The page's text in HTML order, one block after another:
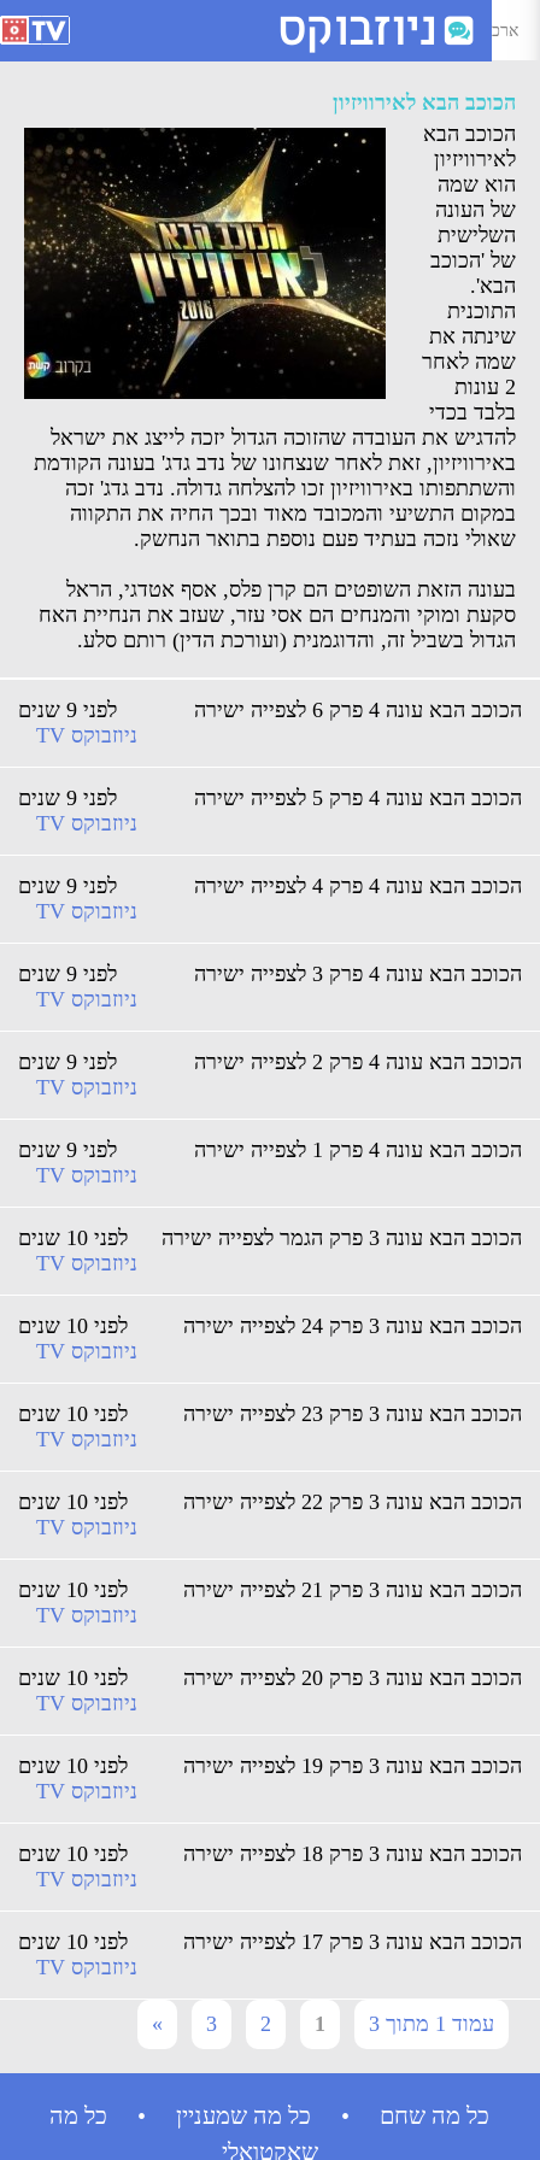
הכוכב הבא לאירוויזיון - ניוזבוקס
הכוכב הבא לאירוויזיון
הכוכב הבא
לאירוויזיון
הוא שמה
של העונה
השלישית
של 'הכוכב
הבא'.
התוכנית
שינתה את
שמה לאחר
2 עונות
בלבד בכדי
להדגיש את העובדה שהזוכה הגדול יזכה לייצג את ישראל
באירוויזיון, זאת לאחר שנצחונו של נדב גדג' בעונה הקודמת
והשתתפותו באירוויזיון זכו להצלחה גדולה. נדב גדג' זכה
במקום התשיעי והמכובד מאוד ובכך החיה את התקווה
שאולי נזכה בעתיד פעם נוספת בתואר הנחשק.
בעונה הזאת השופטים הם קרן פלס, אסף אטדגי, הראל
סקעת ומוקי והמנחים הם אסי עזר, שעזב את הנחיית האח
הגדול בשביל זה, והדוגמנית (ועורכת הדין) רותם סלע.
הבא עונה 4 פרק 6 לצפייה ישירה
לפני 9 שנים
ניוזבוקס TV
הבא עונה 4 פרק 5 לצפייה ישירה
לפני 9 שנים
ניוזבוקס TV
הבא עונה 4 פרק 4 לצפייה ישירה
לפני 9 שנים
ניוזבוקס TV
הבא עונה 4 פרק 3 לצפייה ישירה
לפני 9 שנים
ניוזבוקס TV
הבא עונה 4 פרק 2 לצפייה ישירה
לפני 9 שנים
ניוזבוקס TV
הבא עונה 4 פרק 1 לצפייה ישירה
לפני 9 שנים
ניוזבוקס TV
הבא עונה 3 פרק הגמר לצפייה ישירה
לפני 10 שנים
ניוזבוקס TV
הבא עונה 3 פרק 24 לצפייה ישירה
לפני 10 שנים
ניוזבוקס TV
הבא עונה 3 פרק 23 לצפייה ישירה
לפני 10 שנים
ניוזבוקס TV
הבא עונה 3 פרק 22 לצפייה ישירה
לפני 10 שנים
ניוזבוקס TV
הבא עונה 3 פרק 21 לצפייה ישירה
לפני 10 שנים
ניוזבוקס TV
הבא עונה 3 פרק 20 לצפייה ישירה
לפני 10 שנים
ניוזבוקס TV
הבא עונה 3 פרק 19 לצפייה ישירה
לפני 10 שנים
ניוזבוקס TV
הבא עונה 3 פרק 18 לצפייה ישירה
לפני 10 שנים
ניוזבוקס TV
הבא עונה 3 פרק 17 לצפייה ישירה
לפני 10 שנים
ניוזבוקס TV
עמוד 1 מתוך 3
כל מה שחם • כל מה שמעניין • כל מה
שאקטואלי